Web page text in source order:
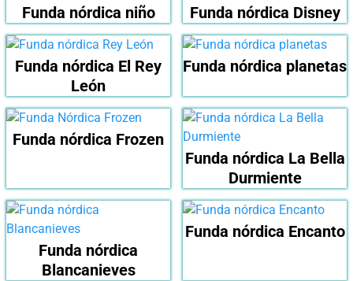
Funda nórdica niño Funda nórdica Disney
Funda nórdica El Rey
León
Funda nórdica planetas
Funda nórdica Frozen
Funda nórdica La Bella
Durmiente
Funda nórdica
Blancanieves
Funda nórdica Encanto